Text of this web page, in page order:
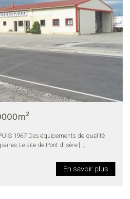
1967 Des équipements de qualité
Le site de Pont d’Isère
En savoir plus